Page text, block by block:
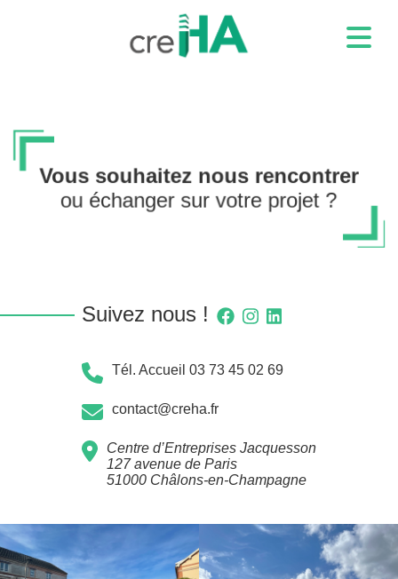
Vous souhaitez nous rencontrer
ou échanger sur votre projet ?
Suivez nous !
Tél. Accueil 03 73 45 02 69
contact@creha.fr
Centre d’Entreprises Jacquesson
127 avenue de Paris
51000 Châlons-en-Champagne